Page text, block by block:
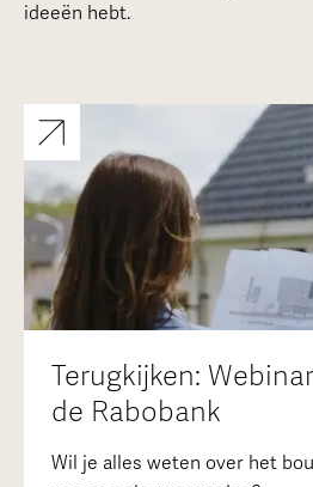
ideeën hebt.
Terugkijken:
de Rabobank
Wil je alles weten over het